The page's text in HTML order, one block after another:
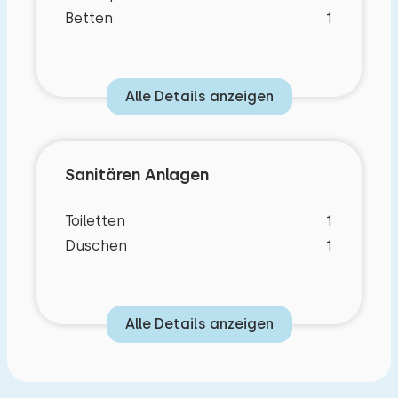
Betten
1
Alle Details anzeigen
Sanitären Anlagen
Toiletten
1
Duschen
1
Alle Details anzeigen